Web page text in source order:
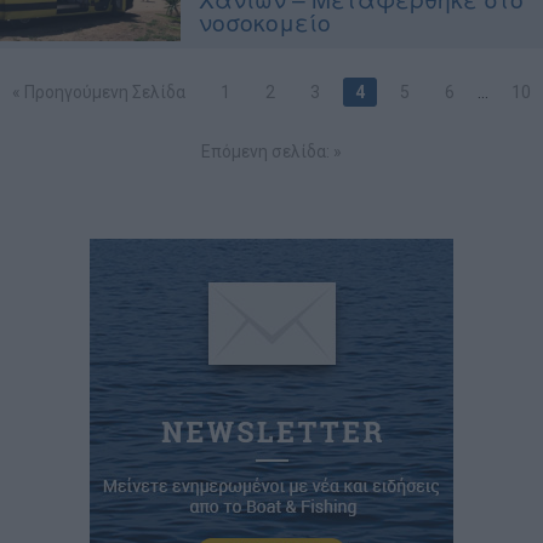
νοσοκομείο
« Προηγούμενη Σελίδα 1 2 3 4 5 6 10
Επόμενη σελίδα: »